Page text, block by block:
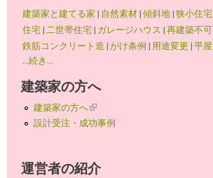
建築家と建てる家 | 自然素材|傾斜地|狭小住宅
住宅|二世帯住宅| ガレージハウス |再建築不可
鉄筋コンクリート造 |がけ条例 | 用途変更 |平屋
...続き...
建築家の方へ
建築家の方へ(link is external)
設計受注・成功事例
運営者の紹介